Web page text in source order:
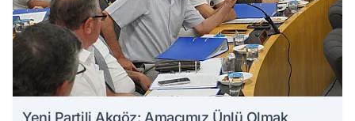
Yeni Partili Akgöz: Amacımız Ünlü Olmak